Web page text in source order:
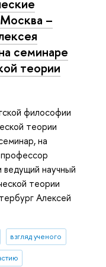
–
семинаре
теории
философии
теории
на
научный
теории
Алексей
взгляд ученого